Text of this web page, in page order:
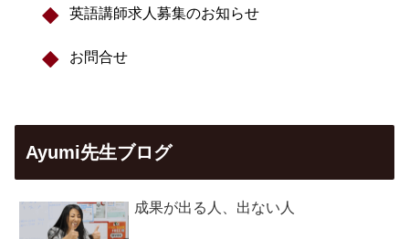
英語講師求人募集のお知らせ
お問合せ
Ayumi先生ブログ
成果が出る人、出ない人